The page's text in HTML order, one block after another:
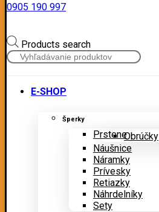
0905 190 997
Products search
E-SHOP
Šperky
PrsteneObrúčky
Náušnice
Náramky
Prívesky
Retiazky
Náhrdelníky
Sety